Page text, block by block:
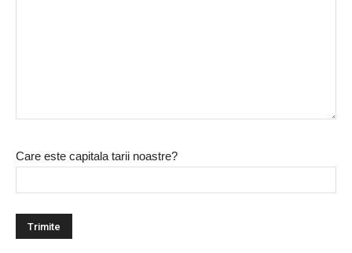
Care este capitala tarii noastre?